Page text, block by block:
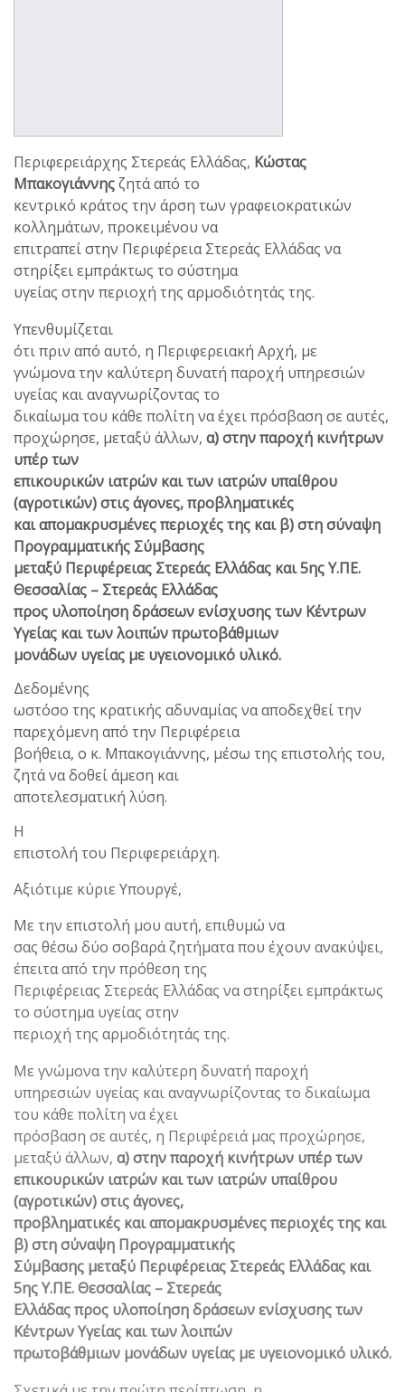
Περιφερειάρχης Στερεάς Ελλάδας, Κώστας
Μπακογιάννηςζητά από το
κεντρικό κράτος την άρση των γραφειοκρατικών
κολλημάτων, προκειμένου να
επιτραπεί στην Περιφέρεια Στερεάς Ελλάδας να
στηρίξει εμπράκτως το σύστημα
υγείας στην περιοχή της αρμοδιότητάς της.
Υπενθυμίζεται
ότι πριν από αυτό, η Περιφερειακή Αρχή, με
γνώμονα την καλύτερη δυνατή παροχή υπηρεσιών
υγείας και αναγνωρίζοντας το
δικαίωμα του κάθε πολίτη να έχει πρόσβαση σε αυτές,
προχώρησε, μεταξύ άλλων, α) στην παροχή κινήτρων
υπέρ των
επικουρικών ιατρών και των ιατρών υπαίθρου
(αγροτικών) στις άγονες, προβληματικές
και απομακρυσμένες περιοχές της και β) στη σύναψη
Προγραμματικής Σύμβασης
μεταξύ Περιφέρειας Στερεάς Ελλάδας και 5ης Υ.ΠΕ.
Θεσσαλίας – Στερεάς Ελλάδας
προς υλοποίηση δράσεων ενίσχυσης των Κέντρων
Υγείας και των λοιπών πρωτοβάθμιων
μονάδων υγείας με υγειονομικό υλικό.
Δεδομένης
ωστόσο της κρατικής αδυναμίας να αποδεχθεί την
παρεχόμενη από την Περιφέρεια
βοήθεια, ο κ. Μπακογιάννης, μέσω της επιστολής του,
ζητά να δοθεί άμεση και
αποτελεσματική λύση.
Η
επιστολή του Περιφερειάρχη.
Αξιότιμε κύριε Υπουργέ,
Με την επιστολή μου αυτή, επιθυμώ να
σας θέσω δύο σοβαρά ζητήματα που έχουν ανακύψει,
έπειτα από την πρόθεση της
Περιφέρειας Στερεάς Ελλάδας να στηρίξει εμπράκτως
το σύστημα υγείας στην
περιοχή της αρμοδιότητάς της.
Με γνώμονα την καλύτερη δυνατή παροχή
υπηρεσιών υγείας και αναγνωρίζοντας το δικαίωμα
του κάθε πολίτη να έχει
πρόσβαση σε αυτές, η Περιφέρειά μας προχώρησε,
μεταξύ άλλων, α) στην παροχή κινήτρων υπέρ των
επικουρικών ιατρών και των ιατρών υπαίθρου
(αγροτικών) στις άγονες,
προβληματικές και απομακρυσμένες περιοχές της και
β) στη σύναψη Προγραμματικής
Σύμβασης μεταξύ Περιφέρειας Στερεάς Ελλάδας και
5ης Υ.ΠΕ. Θεσσαλίας – Στερεάς
Ελλάδας προς υλοποίηση δράσεων ενίσχυσης των
Κέντρων Υγείας και των λοιπών
πρωτοβάθμιων μονάδων υγείας με υγειονομικό υλικό.